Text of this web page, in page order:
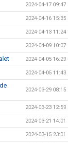
2024-04-17 09:47
2024-04-16 15:35
2024-04-13 11:24
2024-04-09 10:07
2024-04-05 16:29
2024-04-05 11:43
2024-03-29 08:15
2024-03-23 12:59
2024-03-21 14:01
2024-03-15 23:01